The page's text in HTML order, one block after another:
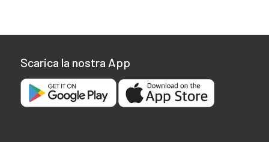
Scarica la nostra App